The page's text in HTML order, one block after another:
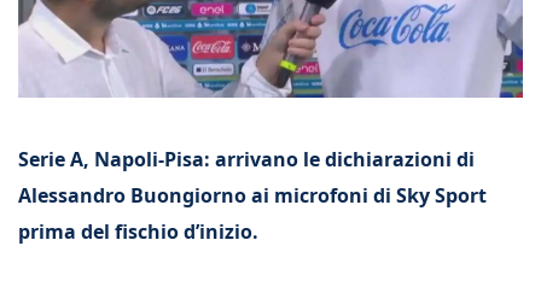
Serie A, Napoli-Pisa: arrivano le dichiarazioni di
Alessandro Buongiorno ai microfoni di Sky Sport
prima del fischio d’inizio.